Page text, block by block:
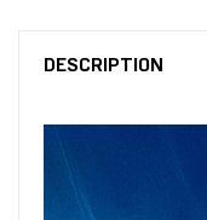
DESCRIPTION